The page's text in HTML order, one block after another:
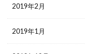
2019年2月
2019年1月